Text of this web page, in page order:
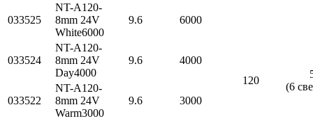
033525
NT-A120-
8mm 24V
White6000
9.6 6000
120
(6
033524
NT-A120-
8mm 24V
Day4000
9.6 4000
033522
NT-A120-
8mm 24V
Warm3000
9.6 3000